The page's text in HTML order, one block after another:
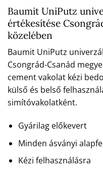
Baumit UniPutz
értékesítése
közelében
Baumit UniPutz
Csongrád-Csanád
cement vakolat kézi
külső és belső
simítóvakolatként.
Gyárilag előkevert
Minden ásványi
Kézi felhasználásra